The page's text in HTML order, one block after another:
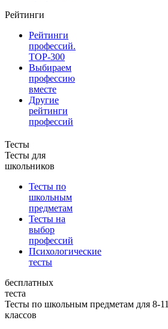
Рейтинги
Рейтинги
профессий.
TOP-300
Выбираем
профессию
вместе
Другие
рейтинги
профессий
Тесты
Тесты для
школьников
Тесты по
школьным
предметам
Тесты на
выбор
профессий
Психологические
тесты
бесплатных
теста
Тесты по школьным предметам для 8-11
классов